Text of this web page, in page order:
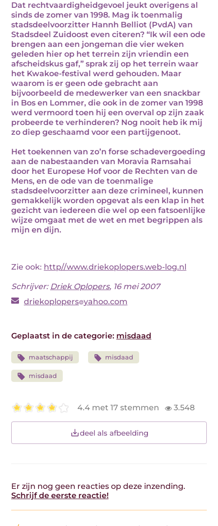
Dat rechtvaardigheidgevoel jeukt overigens al
sinds de zomer van 1998. Mag ik toenmalig
stadsdeelvoorzitter Hannh Belliot (PvdA) van
Stadsdeel Zuidoost even citeren? “Ik wil een ode
brengen aan een jongeman die vier weken
geleden hier op het terrein zijn vriendin een
afscheidskus gaf,” sprak zij op het terrein waar
het Kwakoe-festival werd gehouden. Maar
waarom is er geen ode gebracht aan
bijvoorbeeld de medewerker van een snackbar
in Bos en Lommer, die ook in de zomer van 1998
werd vermoord toen hij een overval op zijn zaak
probeerde te verhinderen? Nog nooit heb ik mij
zo diep geschaamd voor een partijgenoot.
Het toekennen van zo’n forse schadevergoeding
aan de nabestaanden van Moravia Ramsahai
door het Europese Hof voor de Rechten van de
Mens, en de ode van de toenmalige
stadsdeelvoorzitter aan deze crimineel, kunnen
gemakkelijk worden opgevat als een klap in het
gezicht van iedereen die wel op een fatsoenlijke
wijze omgaat met de wet en met begrippen als
mijn en dijn.
Zie ook: http//www.driekoplopers.web-log.nl
Schrijver: Driek Oplopers, 16 mei 2007
driekoplopers yahoo.com
Geplaatst in de categorie: misdaad
maatschappij misdaad
misdaad
4.4 met 17 stemmen 3.548
deel als afbeelding
Er zijn nog geen reacties op deze inzending.
Schrijf de eerste reactie!